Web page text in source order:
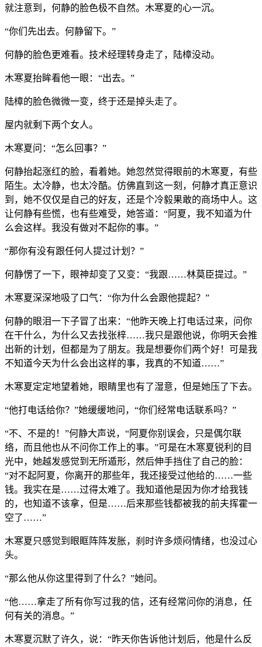
就注意到，何静的脸色极不自然。木寒夏的心一沉。
“你们先出去。何静留下。”
何静的脸色更难看。技术经理转身走了，陆樟没动。
木寒夏抬眸看他一眼：“出去。”
陆樟的脸色微微一变，终于还是掉头走了。
屋内就剩下两个女人。
木寒夏问：“怎么回事？”
何静抬起涨红的脸，看着她。她忽然觉得眼前的木寒夏，有些
陌生。太冷静，也太冷酷。仿佛直到这一刻，何静才真正意识
到，她不仅仅是自己的好友，还是个冷毅果敢的商场中人。这
让何静有些慌，也有些难受，她答道：“阿夏，我不知道为什
么会这样。我没有做对不起你的事。”
“那你有没有跟任何人提过计划？”
何静愣了一下，眼神却变了又变：“我跟……林莫臣提过。”
木寒夏深深地吸了口气：“你为什么会跟他提起？”
何静的眼泪一下子冒了出来：“他昨天晚上打电话过来，问你
在干什么，为什么又去找张梓……我只是跟他说，你明天会推
出新的计划，但都是为了朋友。我是想要你们两个好！可是我
不知道今天为什么会出这样的事，我真的不知道……”
木寒夏定定地望着她，眼睛里也有了湿意，但是她压了下去。
“他打电话给你？”她缓缓地问，“你们经常电话联系吗？”
“不、不是的！”何静大声说，“阿夏你别误会，只是偶尔联
络，而且他也从不问你工作上的事。”可是在木寒夏锐利的目
光中，她越发感觉到无所遁形，然后伸手挡住了自己的脸：
“对不起阿夏，你离开的那些年，我还接受过他给的……一些
钱。我实在是……过得太难了。我知道他是因为你才给我钱
的，也知道不该拿，但是……后来那些钱都被我的前夫挥霍一
空了……”
木寒夏只感觉到眼眶阵阵发胀，刹时许多烦闷情绪，也没过心
头。
“那么他从你这里得到了什么？”她问。
“他……拿走了所有你写过我的信，还有经常问你的消息，任
何有关的消息。”
木寒夏沉默了许久，说：“昨天你告诉他计划后，他是什么反